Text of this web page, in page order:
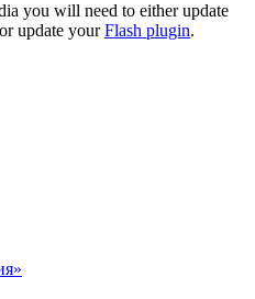
you will need to either update
update yourFlash plugin.